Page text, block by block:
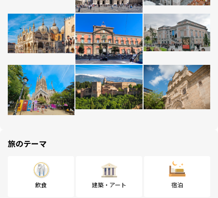
旅のテーマ
飲食 建築・アート 宿泊